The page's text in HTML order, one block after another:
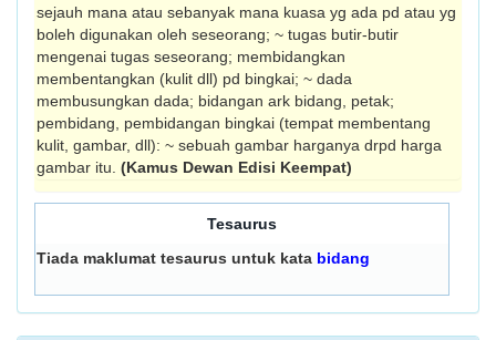
sejauh mana atau sebanyak mana kuasa yg ada pd atau yg
boleh digunakan oleh seseorang; ~ tugas butir-butir
mengenai tugas seseorang; membidangkan
membentangkan (kulit dll) pd bingkai; ~ dada
membusungkan dada; bidangan ark bidang, petak;
pembidang, pembidangan bingkai (tempat membentang
kulit, gambar, dll): ~ sebuah gambar harganya drpd harga
gambar itu. (Kamus Dewan Edisi Keempat)
Tesaurus
Tiada maklumat tesaurus untuk kata bidang